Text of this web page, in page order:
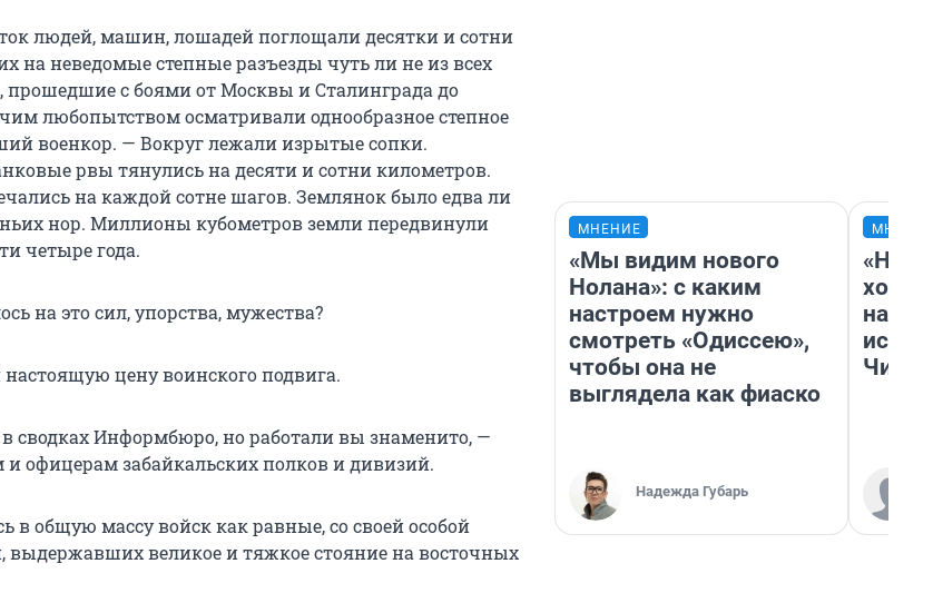
людей, машин, лошадей поглощали десятки и сотни
на неведомые степные разъезды чуть ли не из всех
с боями от Москвы и Сталинграда до
любопытством осматривали однообразное степное
военкор. — Вокруг лежали изрытые сопки.
рвы тянулись на десяти и сотни километров.
на каждой сотне шагов. Землянок было едва ли
нор. Миллионы кубометров земли передвинули
четыре года.
на это сил, упорства, мужества?
цену воинского подвига.
сводках Информбюро, но работали вы знаменито, —
и офицерам забайкальских полков и дивизий.
в общую массу войск как равные, со своей особой
выдержавших великое и тяжкое стояние на восточных
МНЕНИЕ
«Мы видим нового
Нолана»: с каким
настроем нужно
смотреть «Одиссею»,
чтобы она не
выглядела как фиаско
Надежда Губарь
Читы